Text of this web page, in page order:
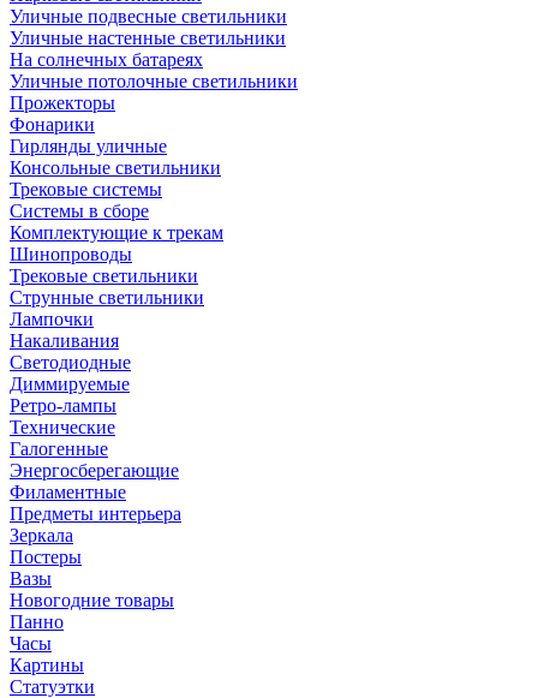
Уличные подвесные светильники
Уличные настенные светильники
На солнечных батареях
Уличные потолочные светильники
Прожекторы
Фонарики
Гирлянды уличные
Консольные светильники
Трековые системы
Системы в сборе
Комплектующие к трекам
Шинопроводы
Трековые светильники
Струнные светильники
Лампочки
Накаливания
Светодиодные
Диммируемые
Ретро-лампы
Технические
Галогенные
Энергосберегающие
Филаментные
Предметы интерьера
Зеркала
Постеры
Вазы
Новогодние товары
Панно
Часы
Картины
Статуэтки